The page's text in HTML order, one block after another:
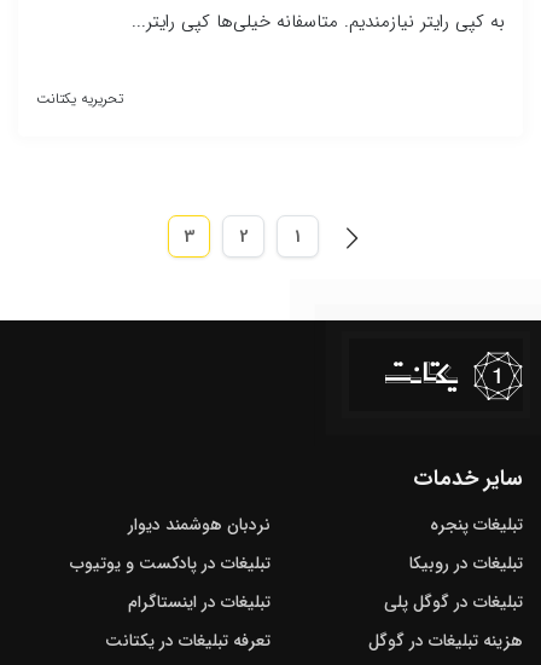
به کپی رایتر نیازمندیم. متاسفانه خیلی‌ها کپی رایتر...
تحریریه یکتانت

1
2
3
سایر خدمات
تبلیغات پنجره
نردبان هوشمند دیوار
تبلیغات در روبیکا
تبلیغات در پادکست و یوتیوب
تبلیغات در گوگل‌ پلی
تبلیغات در اینستاگرام
هزینه تبلیغات در گوگل
تعرفه تبلیغات در یکتانت